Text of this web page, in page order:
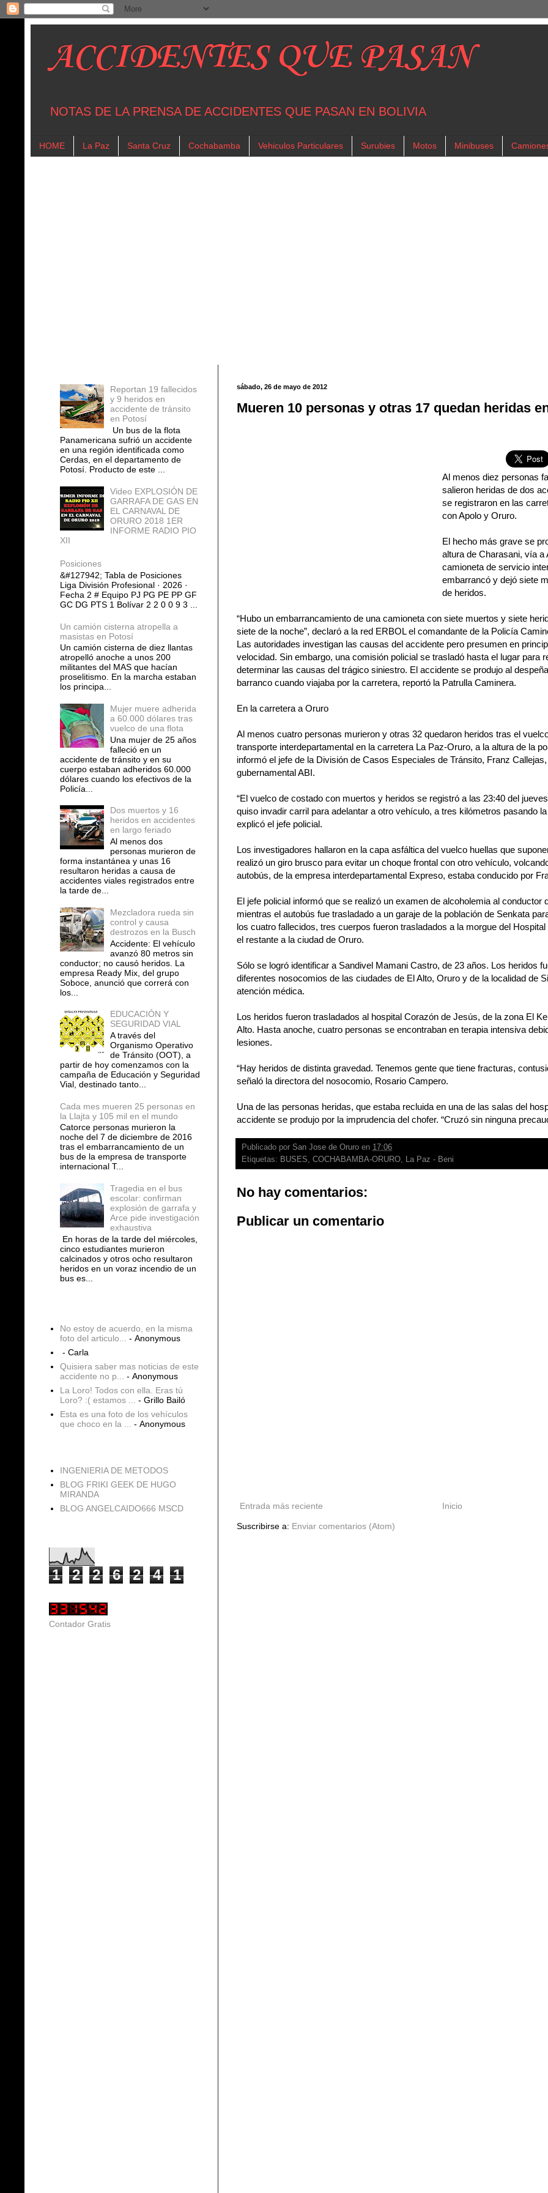
ACCIDENTES QUE PASAN
NOTAS DE LA PRENSA DE ACCIDENTES QUE PASAN EN BOLIVIA
HOME La Paz Santa Cruz Cochabamba Vehiculos Particulares Surubies Motos Minibuses
sábado, 26 de mayo de 2012
Mueren 10 personas y otras 17 quedan heridas
Al menos diez personas
salieron heridas de dos
se registraron en las
con Apolo y Oruro.
El hecho más grave se
altura de Charasani, vía a
camioneta de servicio
embarrancó y dejó siete
de heridos.
“Hubo un embarrancamiento de una camioneta con siete muertos y siete
siete de la noche”, declaró a la red ERBOL el comandante de la Policía
Las autoridades investigan las causas del accidente pero presumen en
velocidad. Sin embargo, una comisión policial se trasladó hasta el lugar para
determinar las causas del trágico siniestro. El accidente se produjo al
barranco cuando viajaba por la carretera, reportó la Patrulla Caminera.
En la carretera a Oruro
Al menos cuatro personas murieron y otras 32 quedaron heridos tras el
transporte interdepartamental en la carretera La Paz-Oruro, a la altura de la
informó el jefe de la División de Casos Especiales de Tránsito, Franz
gubernamental ABI.
“El vuelco de costado con muertos y heridos se registró a las 23:40 del
quiso invadir carril para adelantar a otro vehículo, a tres kilómetros pasando
explicó el jefe policial.
Los investigadores hallaron en la capa asfáltica del vuelco huellas que
realizó un giro brusco para evitar un choque frontal con otro vehículo,
autobús, de la empresa interdepartamental Expreso, estaba conducido por
El jefe policial informó que se realizó un examen de alcoholemia al conductor
mientras el autobús fue trasladado a un garaje de la población de Senkata
los cuatro fallecidos, tres cuerpos fueron trasladados a la morgue del
el restante a la ciudad de Oruro.
Sólo se logró identificar a Sandivel Mamani Castro, de 23 años. Los heridos
diferentes nosocomios de las ciudades de El Alto, Oruro y de la localidad de
atención médica.
Los heridos fueron trasladados al hospital Corazón de Jesús, de la zona El
Alto. Hasta anoche, cuatro personas se encontraban en terapia intensiva
lesiones.
“Hay heridos de distinta gravedad. Tenemos gente que tiene fracturas,
señaló la directora del nosocomio, Rosario Campero.
Una de las personas heridas, que estaba recluida en una de las salas del
accidente se produjo por la imprudencia del chofer. “Cruzó sin ninguna
Publicado por San Jose de Oruro en 17:06
Etiquetas: BUSES, COCHABAMBA-ORURO, La Paz - Beni
No hay comentarios:
Publicar un comentario
Entrada más reciente Inicio
Suscribirse a: Enviar comentarios (Atom)
Reportan 19 fallecidos
y 9 heridos en
accidente de tránsito
en Potosí
Un bus de la flota
Panamericana sufrió un accidente
en una región identificada como
Cerdas, en el departamento de
Potosí. Producto de este ...
Video EXPLOSIÓN DE
GARRAFA DE GAS EN
EL CARNAVAL DE
ORURO 2018 1ER
INFORME RADIO PIO
XII
Posiciones
&#127942; Tabla de Posiciones
Liga División Profesional · 2026 ·
Fecha 2 # Equipo PJ PG PE PP GF
GC DG PTS 1 Bolívar 2 2 0 0 9 3 ...
Un camión cisterna atropella a
masistas en Potosí
Un camión cisterna de diez llantas
atropelló anoche a unos 200
militantes del MAS que hacían
proselitismo. En la marcha estaban
los principa...
Mujer muere adherida
a 60.000 dólares tras
vuelco de una flota
Una mujer de 25 años
falleció en un
accidente de tránsito y en su
cuerpo estaban adheridos 60.000
dólares cuando los efectivos de la
Policía...
Dos muertos y 16
heridos en accidentes
en largo feriado
Al menos dos
personas murieron de
forma instantánea y unas 16
resultaron heridas a causa de
accidentes viales registrados entre
la tarde de...
Mezcladora rueda sin
control y causa
destrozos en la Busch
Accidente: El vehículo
avanzó 80 metros sin
conductor; no causó heridos. La
empresa Ready Mix, del grupo
Soboce, anunció que correrá con
los...
EDUCACIÓN Y
SEGURIDAD VIAL
A través del
Organismo Operativo
de Tránsito (OOT), a
partir de hoy comenzamos con la
campaña de Educación y Seguridad
Vial, destinado tanto...
Cada mes mueren 25 personas en
la Llajta y 105 mil en el mundo
Catorce personas murieron la
noche del 7 de diciembre de 2016
tras el embarrancamiento de un
bus de la empresa de transporte
internacional T...
Tragedia en el bus
escolar: confirman
explosión de garrafa y
Arce pide investigación
exhaustiva
En horas de la tarde del miércoles,
cinco estudiantes murieron
calcinados y otros ocho resultaron
heridos en un voraz incendio de un
bus es...
No estoy de acuerdo, en la misma
foto del articulo...
- Anonymous
- Carla
Quisiera saber mas noticias de este
accidente no p...
- Anonymous
La Loro! Todos con ella. Eras tú
Loro? :( estamos ...
- Grillo Bailó
Esta es una foto de los vehículos
que choco en la ...
- Anonymous
INGENIERIA DE METODOS
BLOG FRIKI GEEK DE HUGO
MIRANDA
BLOG ANGELCAIDO666 MSCD
1 2 2 6 2 4 1
Contador Gratis